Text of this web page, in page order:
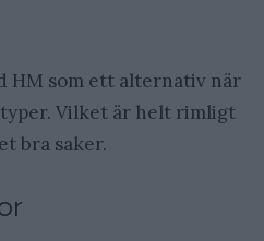
HM som ett alternativ när
Vilket är helt rimligt
bra saker.